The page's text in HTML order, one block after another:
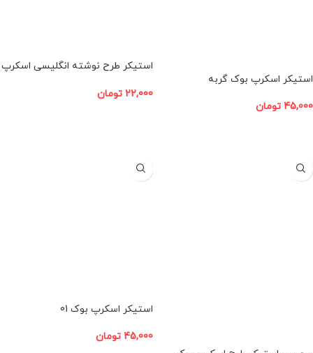
استیکر اسکرپ بوک گربه
45,000 تومان
استیکر طرح نوشته انگلیسی اسکرپ
22,000 تومان
استیکر اسکرپ بوک 01
45,000 تومان